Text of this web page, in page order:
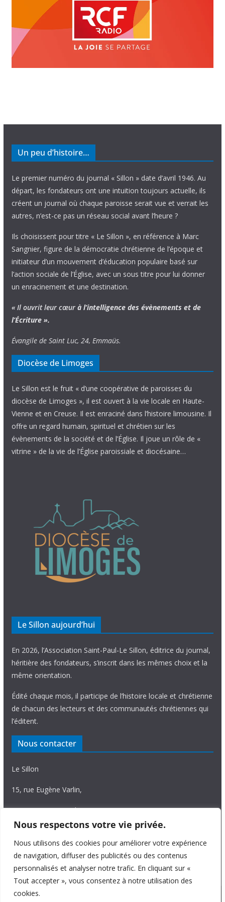
Nous respectons votre vie privée.
Nous utilisons des cookies pour améliorer votre expérience
de navigation, diffuser des publicités ou des contenus
personnalisés et analyser notre trafic. En cliquant sur «
Tout accepter », vous consentez à notre utilisation des
cookies.
Un peu d’histoire…
Le premier numéro du journal « Sillon » date d’avril 1946. Au
départ, les fondateurs ont une intuition toujours actuelle, ils
créent un journal où chaque paroisse serait vue et verrait les
autres, n’est-ce pas un réseau social avant l’heure ?
Ils choisissent pour titre « Le Sillon », en référence à Marc
Sangnier, figure de la démocratie chrétienne de l’époque et
initiateur d’un mouvement d’éducation populaire basé sur
l’action sociale de l’Église, avec un sous titre pour lui donner
un enracinement et une destination.
« Il ouvrit leur cœur à l’intelligence des évènements et de
l’Écriture ».
Évangile de Saint Luc, 24, Emmaüs.
Diocèse de Limoges
Le Sillon est le fruit « d’une coopérative de paroisses du
diocèse de Limoges », il est ouvert à la vie locale en Haute-
Vienne et en Creuse. Il est enraciné dans l’histoire limousine. Il
offre un regard humain, spirituel et chrétien sur les
évènements de la société et de l’Église. Il joue un rôle de «
vitrine » de la vie de l’Église paroissiale et diocésaine…
Le Sillon aujourd’hui
En 2026, l’Association Saint-Paul-Le Sillon, éditrice du journal,
héritière des fondateurs, s’inscrit dans les mêmes choix et la
même orientation.
Édité chaque mois, il participe de l’histoire locale et chrétienne
de chacun des lecteurs et des communautés chrétiennes qui
l’éditent.
Nous contacter
Le Sillon
15, rue Eugène Varlin,
87036 Limoges Cedex.
Tél. 05 55 06 14 15
Nous écrire